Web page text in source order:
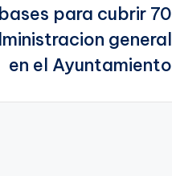
para cubrir 70
general
en el Ayuntamiento